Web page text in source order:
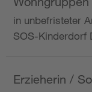
in unbefristeter
SOS-Kinderdorf
Erzieherin /